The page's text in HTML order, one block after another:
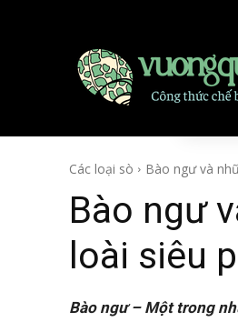
Các loại sò Bào ngư và
Bào ngư
loài siêu
Bào ngư – Một trong